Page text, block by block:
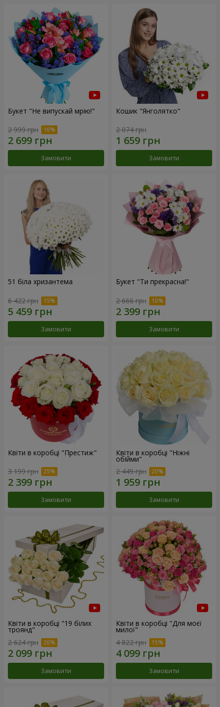
Букет "Не випускай мрію!"
2 999 грн
Замовити
Кошик "Янголятко"
2 074 грн
Замовити
51 біла хризантема
6 422 грн
Замовити
Букет "Ти прекрасна!"
2 666 грн
Замовити
Квіти в коробці "Престиж"
3 199 грн
Замовити
Квіти в коробці "Ніжні
обійми"
2 449 грн
Замовити
Квіти в коробці "19 білих
троянд"
2 624 грн
Замовити
Квіти в коробці "Для моєї
милої"
4 822 грн
Замовити